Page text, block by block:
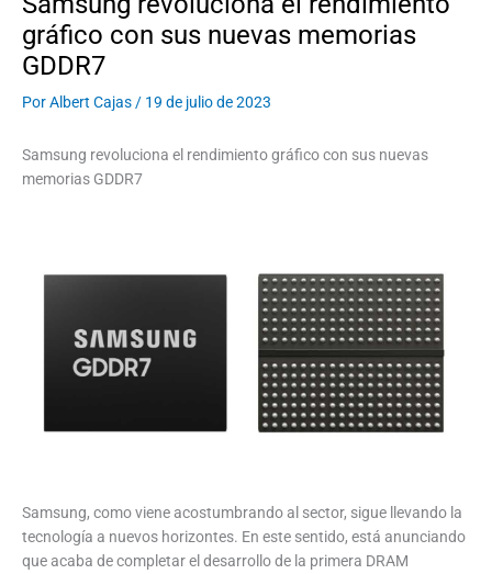
gráfico con sus nuevas memorias
GDDR7
PorAlbert Cajas / 19 de julio de 2023
Samsung revoluciona el rendimiento gráfico con sus nuevas
memorias GDDR7
Samsung, como viene acostumbrando al sector, sigue llevando la
tecnología a nuevos horizontes. En este sentido, está anunciando
que acaba de completar el desarrollo de la primera DRAM